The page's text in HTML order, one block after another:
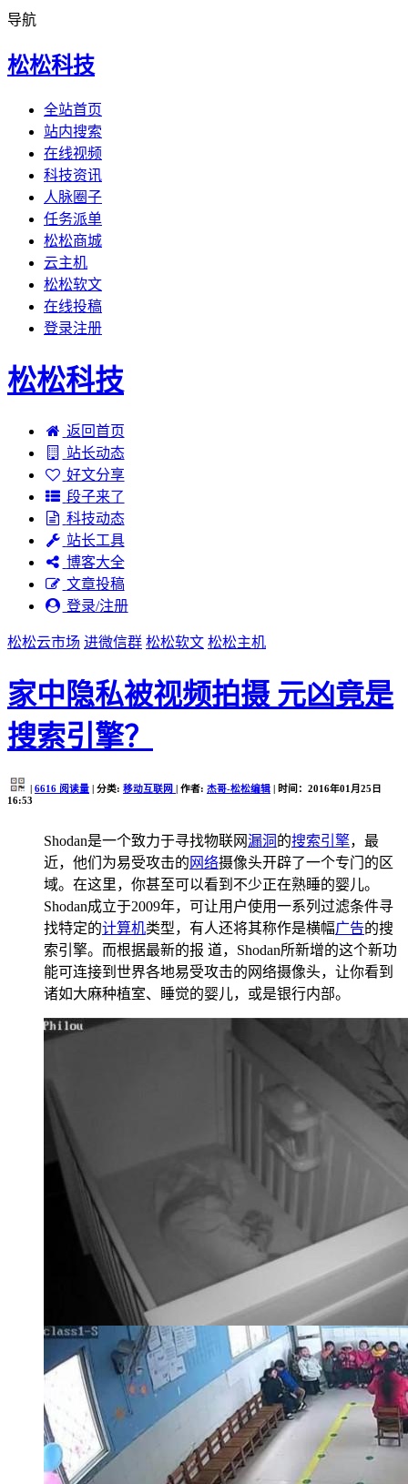
导航
松松科技
全站首页
站内搜索
在线视频
科技资讯
人脉圈子
任务派单
松松商城
云主机
松松软文
在线投稿
登录注册
松松科技
返回首页
站长动态
好文分享
段子来了
科技动态
站长工具
博客大全
文章投稿
登录/注册
松松云市场 进微信群 松松软文 松松主机
家中隐私被视频拍摄 元凶竟是
搜索引擎？
| 6616 阅读量 | 分类: 移动互联网 | 作者: 杰哥-松松编辑 | 时间：2016年01月25日
16:53
Shodan是一个致力于寻找物联网 漏洞 的搜索引擎，最
近，他们为易受攻击的 网络摄像头开辟了一个专门的区
域。在这里，你甚至可以看到不少正在熟睡的婴儿。
Shodan成立于2009年，可让用户使用一系列过滤条件寻
找特定的计算机类型，有人还将其称作是横幅广告的搜
索引擎。而根据最新的报 道，Shodan所新增的这个新功
能可连接到世界各地易受攻击的网络摄像头，让你看到
诸如大麻种植室、睡觉的婴儿，或是银行内部。